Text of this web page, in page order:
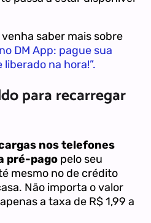
saber mais sobre
DM App: pague sua
na hora!”.
para recarregar
nos telefones
pré-pago pelo seu
mesmo no de crédito
Não importa o valor
a taxa de R$ 1,99 a